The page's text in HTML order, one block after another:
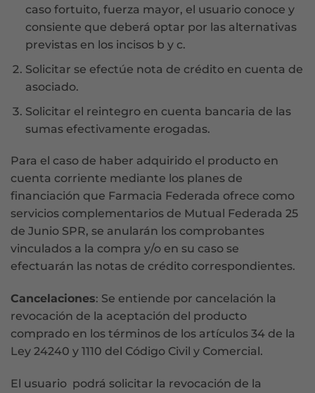
caso fortuito, fuerza mayor, el usuario conoce y
consiente que deberá optar por las alternativas
previstas en los incisos b y c.
Solicitar se efectúe nota de crédito en cuenta de
asociado.
Solicitar el reintegro en cuenta bancaria de las
sumas efectivamente erogadas.
Para el caso de haber adquirido el producto en
cuenta corriente mediante los planes de
financiación que Farmacia Federada ofrece como
servicios complementarios de Mutual Federada 25
de Junio SPR, se anularán los comprobantes
vinculados a la compra y/o en su caso se
efectuarán las notas de crédito correspondientes.
Cancelaciones: Se entiende por cancelación la
revocación de la aceptación del producto
comprado en los términos de los artículos 34 de la
Ley 24240 y 1110 del Código Civil y Comercial.
El usuario podrá solicitar la revocación de la